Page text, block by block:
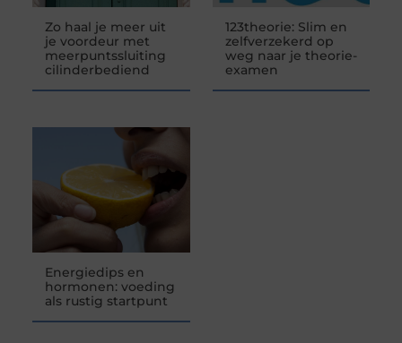
Zo haal je meer uit
je voordeur met
meerpuntssluiting
cilinderbediend
123theorie: Slim en
zelfverzekerd op
weg naar je theorie-
examen
Energiedips en
hormonen: voeding
als rustig startpunt